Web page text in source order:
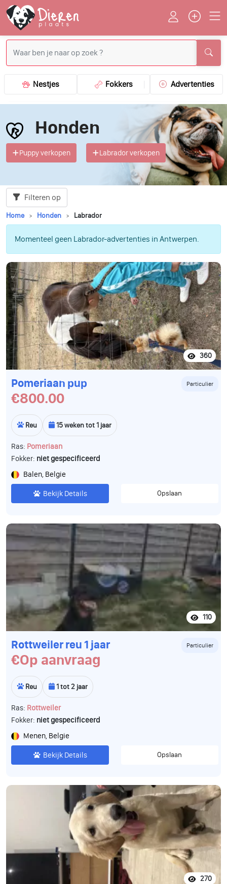
Nestjes Fokkers Advertenties
Honden
Puppy verkopen Labrador verkopen
Filteren op
Home Honden Labrador
Momenteel geen Labrador-advertenties in Antwerpen.
360
Pomeriaan pup Particulier
€800.00
Reu 15 weken tot 1 jaar
Ras: Pomeriaan
Fokker: niet gespecificeerd
Balen, Belgie
Bekijk Details Opslaan
110
Rottweiler reu 1 jaar Particulier
€Op aanvraag
Reu 1 tot 2 jaar
Ras: Rottweiler
Fokker: niet gespecificeerd
Menen, Belgie
Bekijk Details Opslaan
270